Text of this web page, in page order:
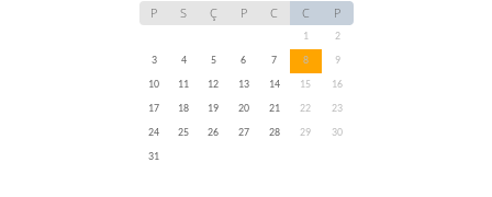
P S Ç P C C P
1
2
3
4 5 6 7 8
9
10
11 12 13 14 15
16
17
18 19 20 21 22
23
24
25 26 27 28 29
30
31